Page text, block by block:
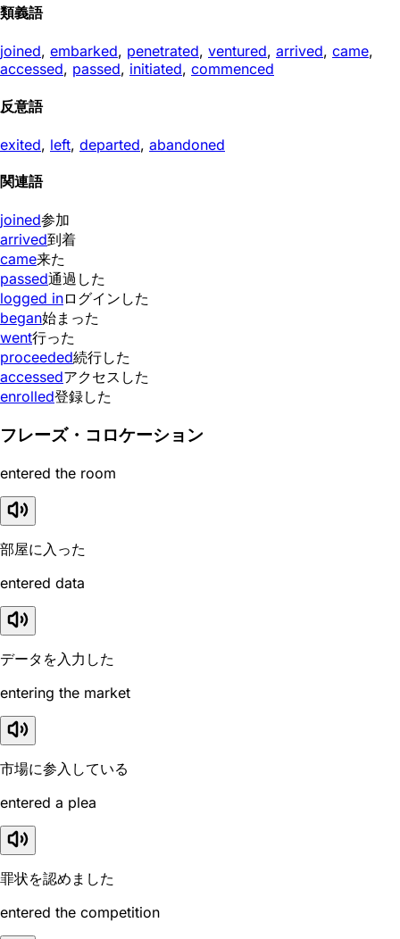
類義語
joined, embarked, penetrated, ventured, arrived, came,
accessed, passed, initiated, commenced
反意語
exited, left, departed, abandoned
関連語
joined参加
arrived到着
came来た
passed通過した
logged inログインした
began始まった
went行った
proceeded続行した
accessedアクセスした
enrolled登録した
フレーズ・コロケーション
entered the room
部屋に入った
entered data
データを入力した
entering the market
市場に参入している
entered a plea
罪状を認めました
entered the competition